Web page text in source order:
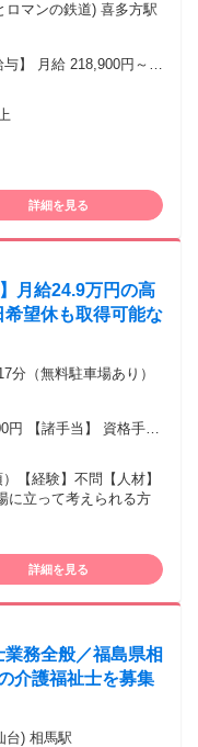
マンの鉄道) 喜多方駅
】 月給 218,900円～
12,000円/回 ■固定
詳細を見る
月給24.9万円の高
望休も取得可能な
歩17分（無料駐車場あり）
族扶養手当（5,000円/
業代別途（1分単位）
に立って考えられる方
詳細を見る
務全般／福島県相
介護福祉士を募集
台) 相馬駅